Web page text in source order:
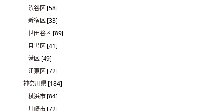
渋谷区 [58]
新宿区 [33]
世田谷区 [89]
目黒区 [41]
港区 [49]
江東区 [72]
神奈川県 [184]
横浜市 [84]
川崎市 [72]